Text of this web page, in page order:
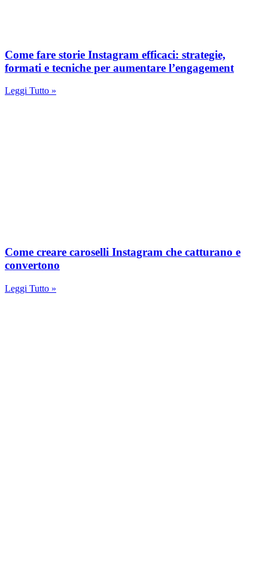
Come fare storie Instagram efficaci: strategie,
formati e tecniche per aumentare l’engagement
Leggi Tutto »
Come creare caroselli Instagram che catturano e
convertono
Leggi Tutto »